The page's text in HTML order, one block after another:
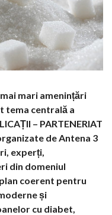
mari amenințări
tema centrală a
– PARTENERIAT
de Antena 3
experți,
din domeniul
coerent pentru
și
cu diabet,